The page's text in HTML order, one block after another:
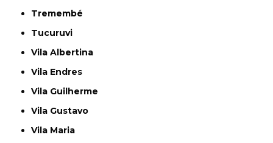
Tremembé
Tucuruvi
Vila Albertina
Vila Endres
Vila Guilherme
Vila Gustavo
Vila Maria